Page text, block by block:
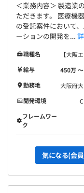
＜業務内容＞ 製造業
ただきます。 医療機
の受託案件において
ーションの開発を...
職種名
【大阪
給与
450万
勤務地
大阪府
開発環境
フレームワー
ク
気になる(会